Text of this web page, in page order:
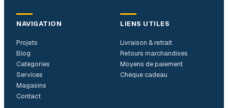
NAVIGATION
Projets
Blog
Catégories
Services
Magasins
Contact
LIENS UTILES
Livraison & retrait
Retours marchandises
Moyens de paiement
Chèque cadeau